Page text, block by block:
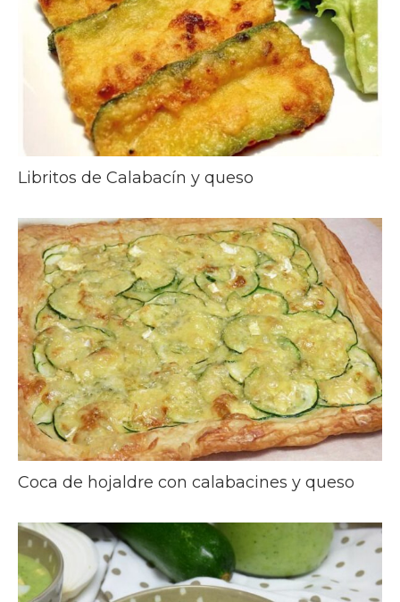
Libritos de Calabacín y queso
Coca de hojaldre con calabacines y queso